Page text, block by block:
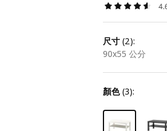
尺寸 (2):
90x55 公分
顏色(3):